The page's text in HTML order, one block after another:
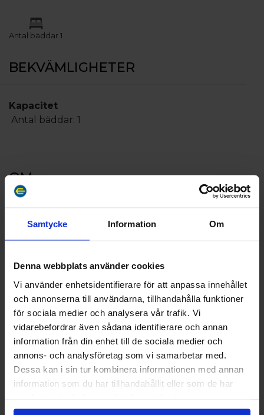
Samtycke Information Om
Denna webbplats använder cookies
Vi använder enhetsidentifierare för att anpassa innehållet
och annonserna till användarna, tillhandahålla funktioner
för sociala medier och analysera vår trafik. Vi
vidarebefordrar även sådana identifierare och annan
information från din enhet till de sociala medier och
annons- och analysföretag som vi samarbetar med.
Dessa kan i sin tur kombinera informationen med annan
information som du har tillhandahållit eller som de har
Antal bäddar 1
BEKVÄMLIGHETER
Kapacitet
Antal bäddar: 1
OM
Dusch, sällskapsrum och kök med enkla
utrymmen.
Tvättstuga och bastu mot avgift.